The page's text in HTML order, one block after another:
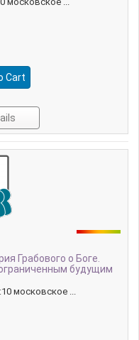
Грабового о Боге.
будущим
московское ...